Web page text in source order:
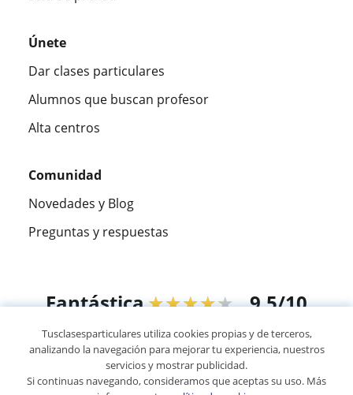
Únete
Dar clases particulares
Alumnos que buscan profesor
Alta centros
Comunidad
Novedades y Blog
Preguntas y respuestas
Fantástica★★★★★ 9,5/10
305826opiniones de alumnos
© 2007 - 2026 Tus clases particulares
Tusclasesparticulares utiliza cookies propias y de terceros,
analizando la navegación para mejorar tu experiencia, nuestros
servicios y mostrar publicidad.
Si continuas navegando, consideramos que aceptas su uso. Más